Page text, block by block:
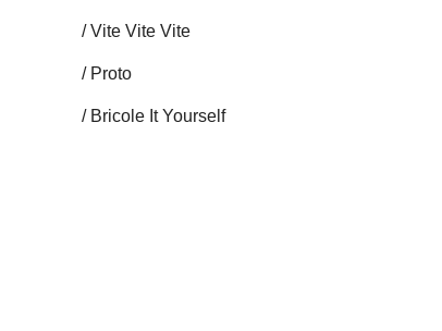
Vite Vite Vite
Proto
Bricole It Yourself